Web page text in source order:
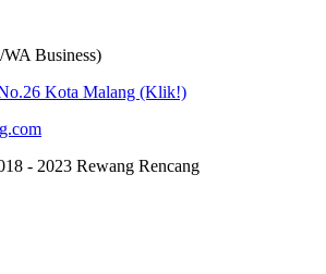
Business)
Kota Malang (Klik!)
- 2023 Rewang Rencang